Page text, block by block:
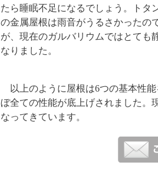
たら睡眠不足になるでしょう。トタ
の金属屋根は雨音がうるさかったの
が、現在のガルバリウムではとても
なりました。
以上のように屋根は6つの基本性
ぼ全ての性能が底上げされました。
なってきています。